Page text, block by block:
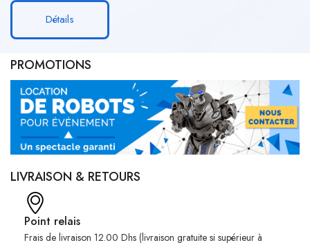
Détails
PROMOTIONS
LIVRAISON & RETOURS
Point relais
Frais de livraison 12.00 Dhs (livraison gratuite si supérieur à